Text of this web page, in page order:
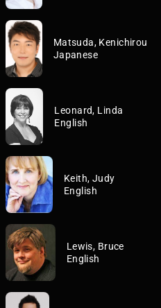
Matsuda, Kenichirou
Japanese
Leonard, Linda
English
Keith, Judy
English
Lewis, Bruce
English